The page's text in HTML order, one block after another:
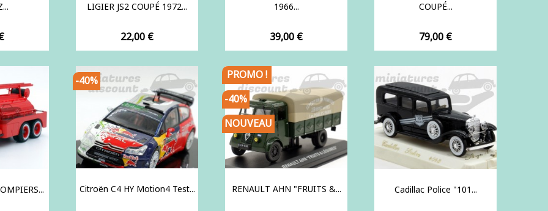
LIGIER JS2 COUPÉ 1972...
Prix
22,00 €
1966...
Prix
39,00 €
COUPÉ...
Prix
79,00 €
Citroën C4 HY Motion4 Test...
-40%
RENAULT AHN "FRUITS &...
PROMO !
-40%
NOUVEAU
Cadillac Police "101...